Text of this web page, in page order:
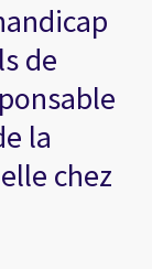
de
la
chez